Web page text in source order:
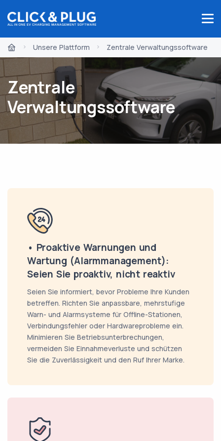
Unsere Plattform Zentrale Verwaltungssoftware
Zentrale
Verwaltungssoftware
• Proaktive Warnungen und
Wartung (Alarmmanagement):
Seien Sie proaktiv, nicht reaktiv
Seien Sie informiert, bevor Probleme Ihre Kunden
betreffen. Richten Sie anpassbare, mehrstufige
Warn- und Alarmsysteme für Offline-Stationen,
Verbindungsfehler oder Hardwareprobleme ein.
Minimieren Sie Betriebsunterbrechungen,
vermeiden Sie Einnahmeverluste und schützen
Sie die Zuverlässigkeit und den Ruf Ihrer Marke.